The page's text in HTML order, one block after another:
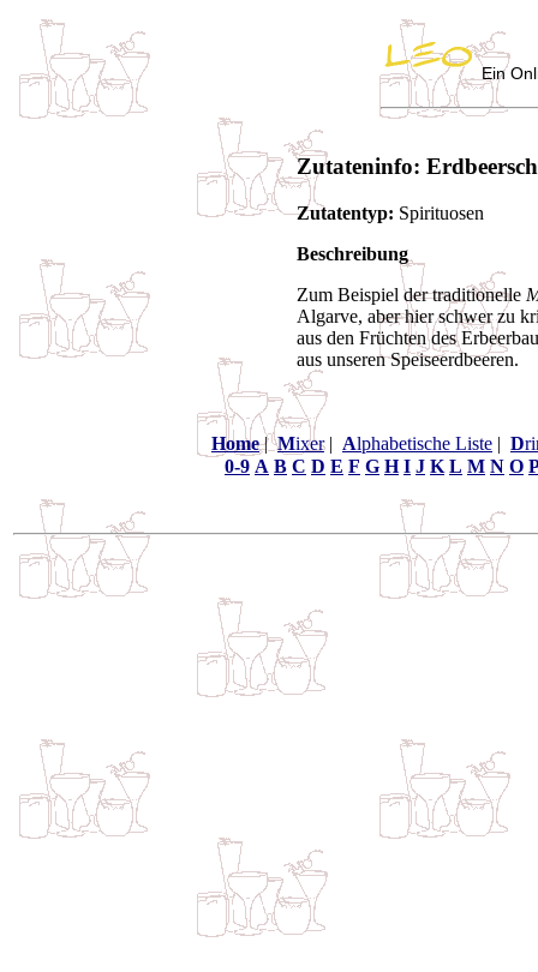
Ein
Zutateninfo:
Zutatentyp: Spirituosen
Beschreibung
Zum Beispiel der traditionelle
Algarve, aber hier schwer zu
aus den Früchten des
aus unseren Speiseerdbeeren.
Home|Mixer| Alphabetische Liste | D
0-9 A B C D E F G H I J K L M N O